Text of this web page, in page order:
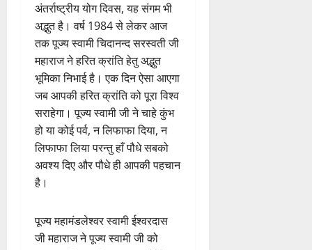
अंतर्राष्ट्रीय योग दिवस, यह संगम भी
अद्भुत है। वर्ष 1984 से लेकर आज
तक पूज्य स्वामी चिदानन्द सरस्वती जी
महाराज ने हरित क्रांति हेतु अद्भुत
भूमिका निभाई है। एक दिन ऐसा आएगा
जब आपकी हरित क्रांति को पूरा विश्व
सराहेगा। पूज्य स्वामी जी ने चाहे कुंभ
हो या कोई पर्व, न लिफाफा दिया, न
लिफाफा लिया परन्तु हाँ पौधे सबको
अवश्य दिए और पौधे ही आपकी पहचान
है।
पूज्य महामंडलेश्वर स्वामी ईश्वरदास
जी महाराज ने पूज्य स्वामी जी को